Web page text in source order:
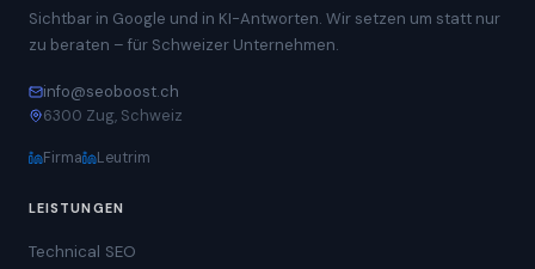
Sichtbar in Google und in KI-Antworten. Wir setzen um statt nur
zu beraten – für Schweizer Unternehmen.
info@seoboost.ch
6300 Zug, Schweiz
Firma Leutrim
LEISTUNGEN
Technical SEO